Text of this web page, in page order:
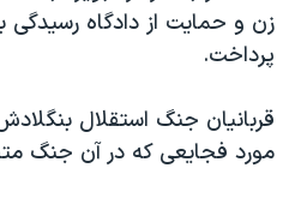
تریبونال مردمی آبان ۹۸
چهل سال گروگان‌گیری
زن و حمايت از دادگاه
پرداخت.
قربانيان جنگ استقلال
مورد فجايعی که در آن جنگ